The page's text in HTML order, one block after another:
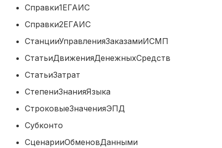
Справки1ЕГАИС
Справки2ЕГАИС
СтанцииУправленияЗаказамиИСМП
СтатьиДвиженияДенежныхСредств
СтатьиЗатрат
СтепениЗнанияЯзыка
СтроковыеЗначенияЭПД
Субконто
СценарииОбменовДанными